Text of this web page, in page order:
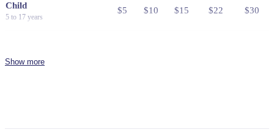
Child
5 to 17 years
$5 $10 $15 $22 $30
2 adults and 4 children
Show more